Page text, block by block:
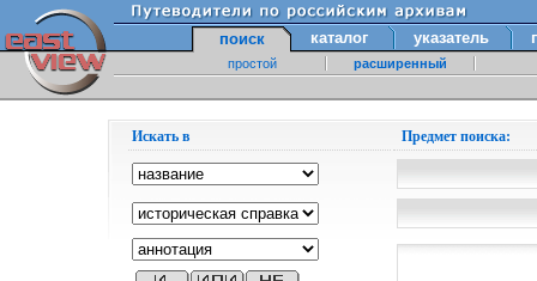
поиск каталог указатель
простой расширенный
Искать в Предмет поиска: